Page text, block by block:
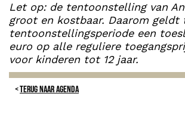
Let op: de tentoonstelling van
groot en kostbaar. Daarom geldt
tentoonstellingsperiode een
euro op alle reguliere
voor kinderen tot 12 jaar.
TERUG NAAR AGENDA